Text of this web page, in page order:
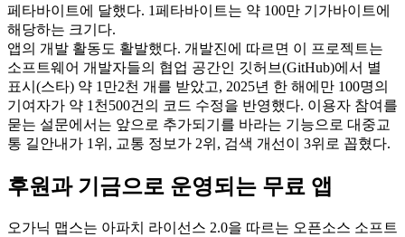
페타바이트에 달했다. 1페타바이트는 약 100만 기가바이트에
해당하는 크기다.
앱의 개발 활동도 활발했다. 개발진에 따르면 이 프로젝트는
소프트웨어 개발자들의 협업 공간인 깃허브(GitHub)에서 별
표시(스타) 약 1만2천 개를 받았고, 2025년 한 해에만 100명의
기여자가 약 1천500건의 코드 수정을 반영했다. 이용자 참여를
묻는 설문에서는 앞으로 추가되기를 바라는 기능으로 대중교
통 길안내가 1위, 교통 정보가 2위, 검색 개선이 3위로 꼽혔다.
후원과 기금으로 운영되는 무료 앱
오가닉 맵스는 아파치 라이선스 2.0을 따르는 오픈소스 소프트